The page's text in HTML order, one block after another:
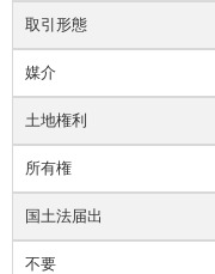
取引形態
媒介
土地権利
所有権
国土法届出
不要